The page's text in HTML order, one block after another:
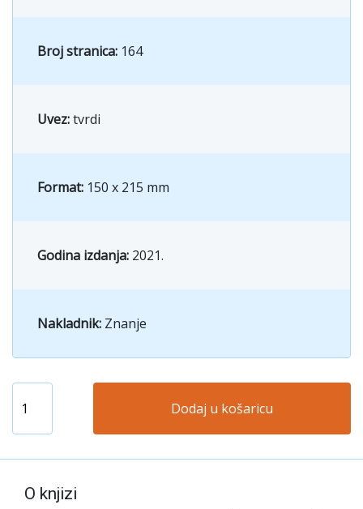
Broj stranica: 164
Uvez:tvrdi
Format: 150 x 215 mm
Godina izdanja: 2021.
Nakladnik: Znanje
Dodaj u košaricu
O knjizi